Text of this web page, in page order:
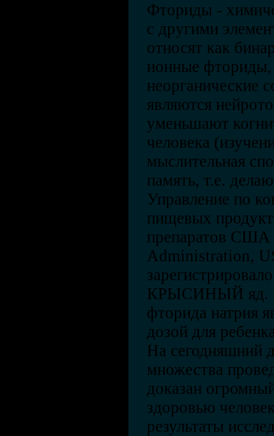
Фториды -
с другими
относят как
ионные
неорганические
являются
уменьшают
человека
мыслительная
память, т.е.
Управление по
пищевых
препаратов США
Administration,
КРЫСИНЫЙ яд.
фторида натрия
дозой для
На сегодняшний
множества
доказан
здоровью
результаты